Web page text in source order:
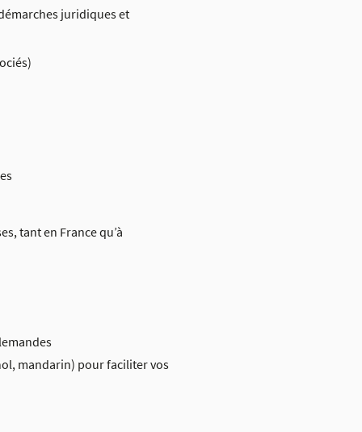
juridiques et
tant en France qu’à
mandarin) pour faciliter vos